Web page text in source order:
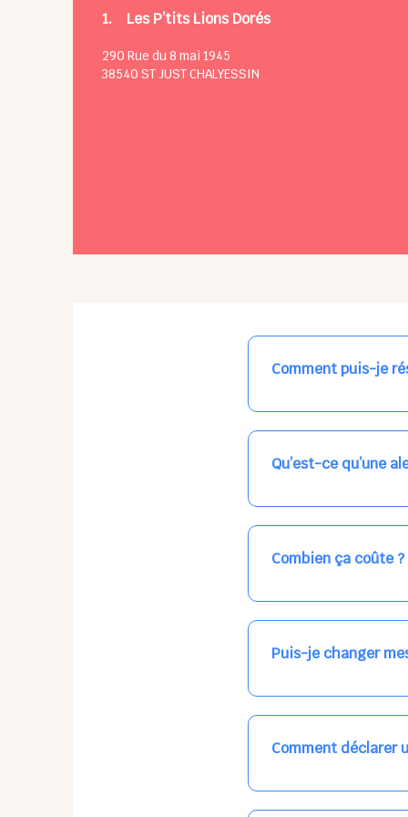
1. Les P’tits Lions Dorés
290 Rue du 8 mai 1945
38540 ST JUST CHALYESSIN
Comment puis-je
Nos places libres au
qui vous intéresse,
Qu’est-ce qu’une
Vous avez besoin
les places disponibles
Combien ça coûte ?
Votre accueil est
habituel. N'hésitez
Puis-je changer
Dans votre profil
email, par SMS, par
Comment déclarer
Signalez une absence
ou